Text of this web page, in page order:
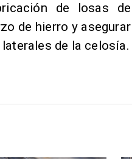
de losas de
de hierro y asegurar
de la celosía.